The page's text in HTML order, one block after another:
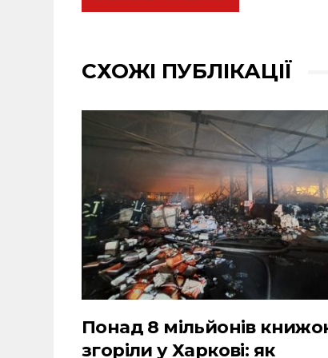
СХОЖІ ПУБЛІКАЦІЇ
Понад 8 мільйонів
згоріли у Харкові: як